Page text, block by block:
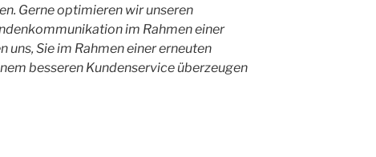
Gerne optimieren wir unseren
im Rahmen einer
uns, Sie im Rahmen einer erneuten
besseren Kundenservice überzeugen